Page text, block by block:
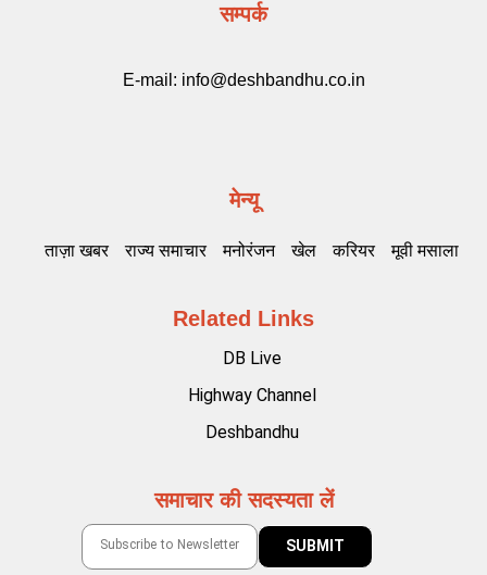
सम्पर्क
E-mail: info@deshbandhu.co.in
मेन्यू
ताज़ा खबर राज्य समाचार मनोरंजन खेल करियर मूवी मसाला
Related Links
DB Live
Highway Channel
Deshbandhu
समाचार की सदस्यता लें